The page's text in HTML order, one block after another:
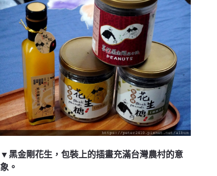
▼黑金剛花生，包裝上的插畫充滿台灣農村的意
象。